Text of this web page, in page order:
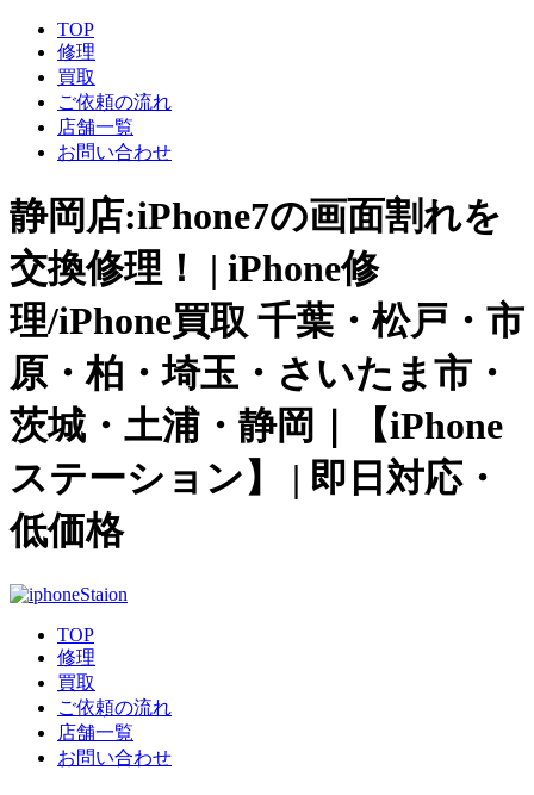
TOP
修理
買取
ご依頼の流れ
店舗一覧
お問い合わせ
静岡店:iPhone7の画面割れを
交換修理！ | iPhone修
理/iPhone買取 千葉・松戸・市
原・柏・埼玉・さいたま市・
茨城・土浦・静岡｜【iPhone
ステーション】 | 即日対応・
低価格
TOP
修理
買取
ご依頼の流れ
店舗一覧
お問い合わせ